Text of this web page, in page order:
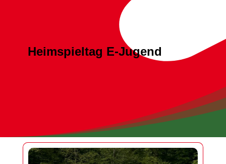
Heimspieltag E-Jugend